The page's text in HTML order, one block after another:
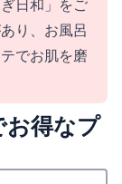
日和」をご
り、お風呂
でお肌を磨
お得なプ